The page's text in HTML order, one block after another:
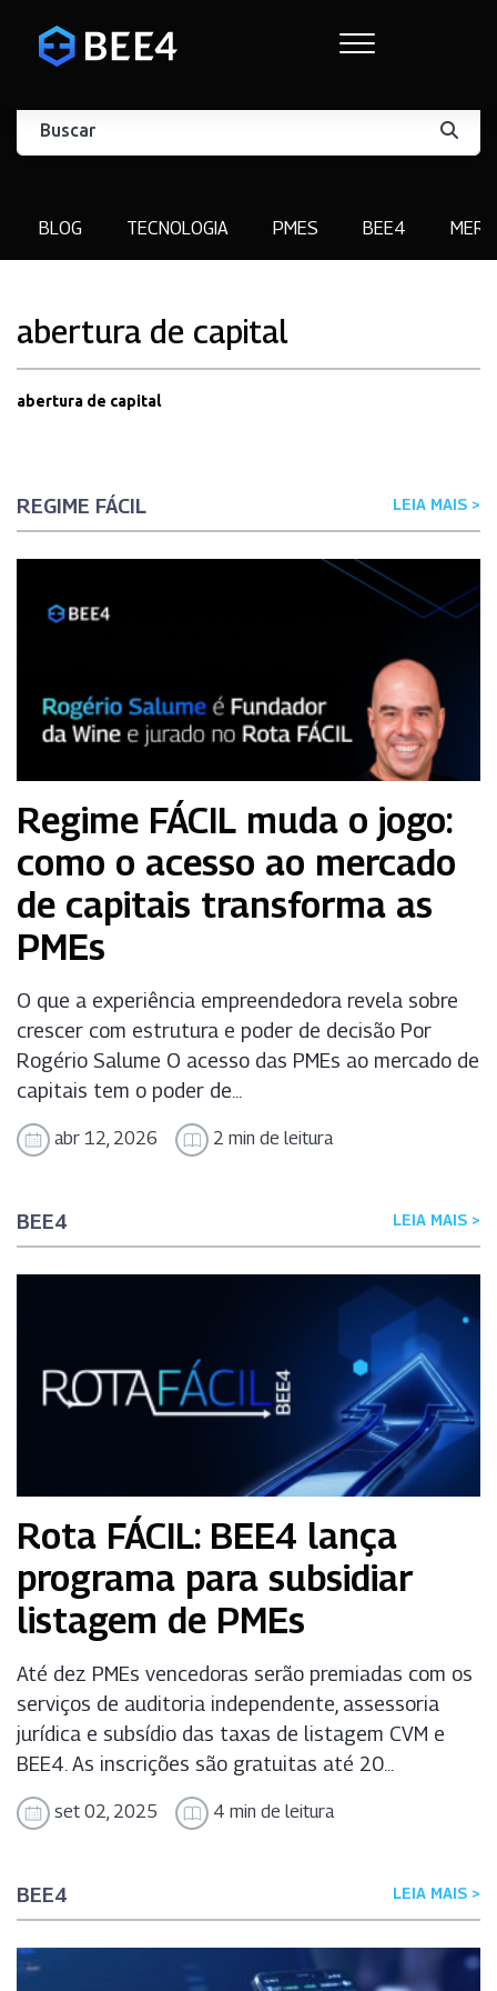
BLOG TECNOLOGIA PMES BEE4
abertura de capital
abertura de capital
REGIME FÁCIL LEIA MAIS >
Regime FÁCIL muda o jogo:
como o acesso ao mercado
de capitais transforma as
PMEs
O que a experiência empreendedora revela sobre
crescer com estrutura e poder de decisão Por
Rogério Salume O acesso das PMEs ao mercado de
capitais tem o poder de...
abr 12, 2026 2 min de leitura
BEE4 LEIA MAIS >
Rota FÁCIL: BEE4 lança
programa para subsidiar
listagem de PMEs
Até dez PMEs vencedoras serão premiadas com os
serviços de auditoria independente, assessoria
jurídica e subsídio das taxas de listagem CVM e
BEE4. As inscrições são gratuitas até 20...
set 02, 2025 4 min de leitura
BEE4 LEIA MAIS >